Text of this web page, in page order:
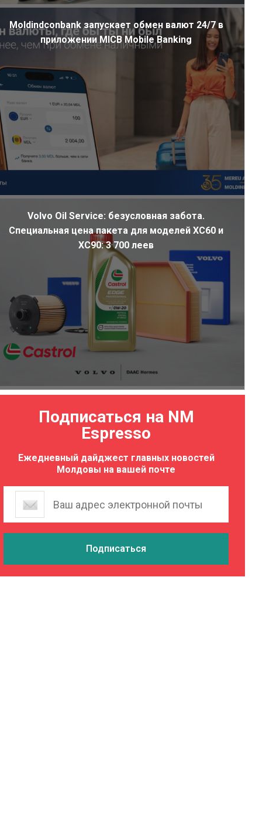
Moldindconbank запускает обмен валют 24/7 в
приложении MICB Mobile Banking
Volvo Oil Service: безусловная забота.
Специальная цена пакета для моделей XC60 и
XC90: 3 700 леев
Подписаться на NM
Espresso
Ежедневный дайджест главных новостей
Молдовы на вашей почте